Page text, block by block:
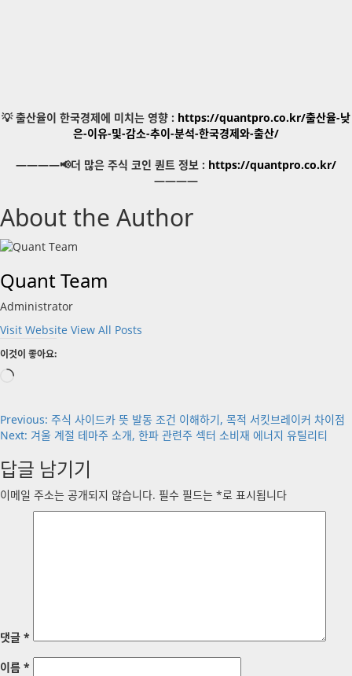
💡 출산율이 한국경제에 미치는 영향 : https://quantpro.co.kr/출산율-낮
은-이유-및-감소-추이-분석-한국경제와-출산/
————📢더 많은 주식 코인 퀀트 정보 : https://quantpro.co.kr/
————
About the Author
Quant Team
Administrator
Visit Website View All Posts
이것이 좋아요:
로
Post
navigation
Previous: 주식 사이드카 뜻 발동 조건 이해하기, 목적 서킷브레이커 차이점
Next: 겨울 계절 테마주 소개, 한파 관련주 섹터 소비재 에너지 유틸리티
답글 남기기
이메일 주소는 공개되지 않습니다. 필수 필드는 *로 표시됩니다
댓글 *
이름 *